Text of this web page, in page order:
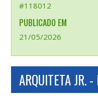
#118012
PUBLICADO EM
21/05/2026
ARQUITETA JR.